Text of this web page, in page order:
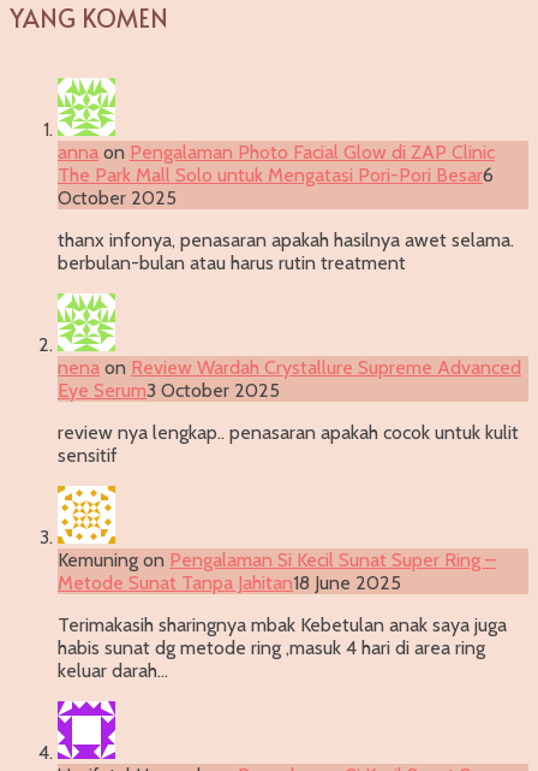
YANG KOMEN
anna on Pengalaman Photo Facial Glow di ZAP Clinic
The Park Mall Solo untuk Mengatasi Pori-Pori Besar6
October 2025
thanx infonya, penasaran apakah hasilnya awet selama.
berbulan-bulan atau harus rutin treatment
nena on Review Wardah Crystallure Supreme Advanced
Eye Serum3 October 2025
review nya lengkap.. penasaran apakah cocok untuk kulit
sensitif
Kemuning on Pengalaman Si Kecil Sunat Super Ring –
Metode Sunat Tanpa Jahitan18 June 2025
Terimakasih sharingnya mbak Kebetulan anak saya juga
habis sunat dg metode ring ,masuk 4 hari di area ring
keluar darah…